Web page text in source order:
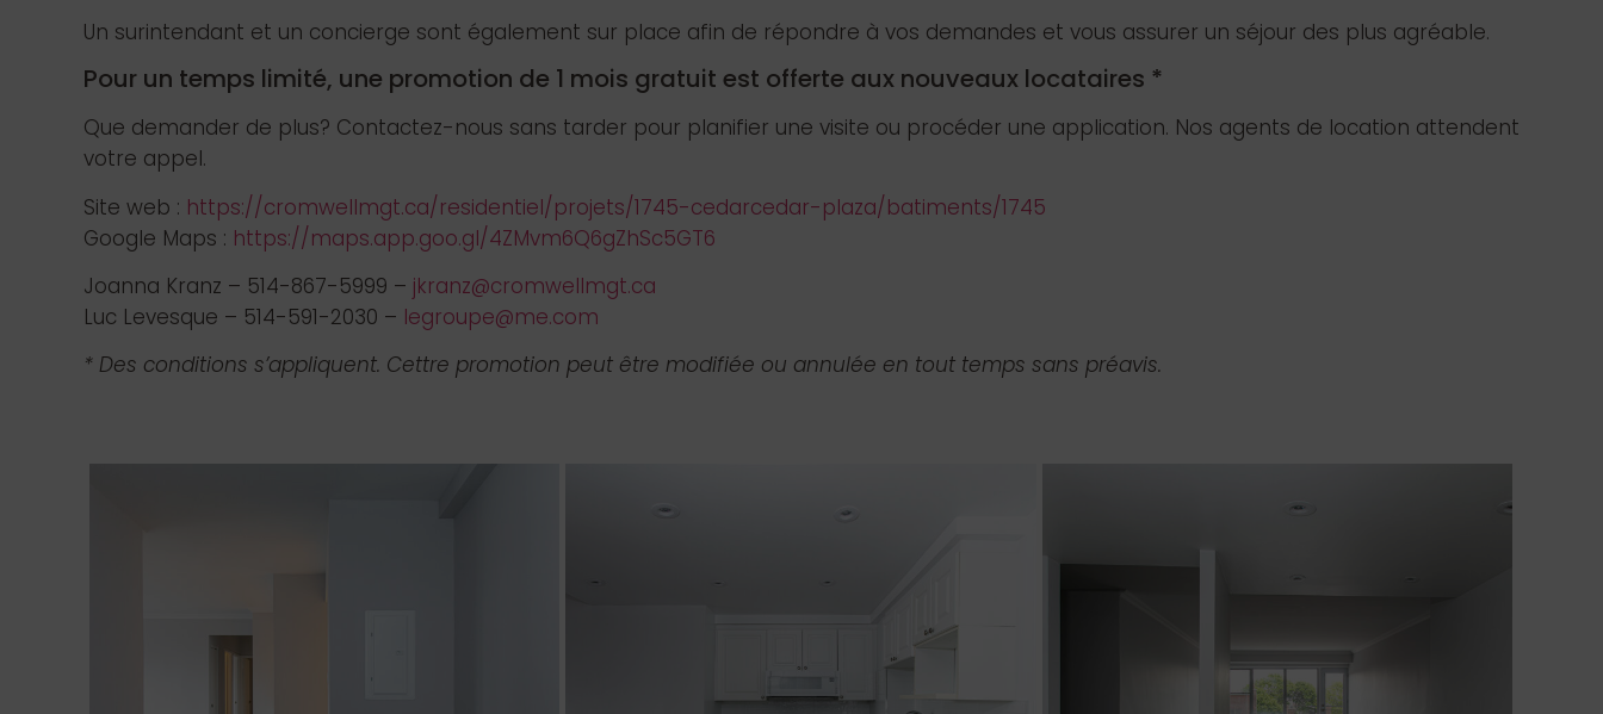
Un surintendant et un concierge sont également sur place afin de répondre à vos demandes et vous assurer un séjour des plus agréable.
Pour un temps limité, une promotion de 1 mois gratuit est offerte aux nouveaux locataires *
Que demander de plus? Contactez-nous sans tarder pour planifier une visite ou procéder une application. Nos agents de location attendent
votre appel.
Site web : https://cromwellmgt.ca/residentiel/projets/1745-cedarcedar-plaza/batiments/1745
Google Maps : https://maps.app.goo.gl/4ZMvm6Q6gZhSc5GT6
Joanna Kranz – 514-867-5999 – jkranz@cromwellmgt.ca
Luc Levesque – 514-591-2030 – legroupe@me.com
* Des conditions s’appliquent. Cettre promotion peut être modifiée ou annulée en tout temps sans préavis.